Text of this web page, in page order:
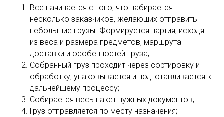
Все начинается с того, что набирается
несколько заказчиков, желающих отправить
небольшие грузы. Формируется партия, исходя
из веса и размера предметов, маршрута
доставки и особенностей груза;
Собранный груз проходит через сортировку и
обработку, упаковывается и подготавливается к
дальнейшему процессу;
Собирается весь пакет нужных документов;
Груз отправляется по месту назначения;